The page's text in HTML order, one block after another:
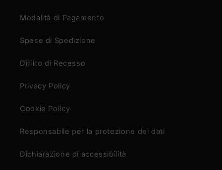
Modalità di Pagamento
Spese di Spedizione
Diritto di Recesso
Privacy Policy
Cookie Policy
Responsabile per la protezione dei dati
Dichiarazione di accessibilità